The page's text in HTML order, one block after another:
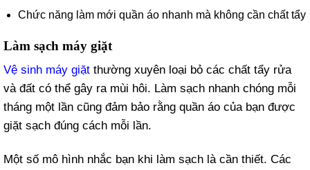
Chức năng làm mới quần áo nhanh mà không cần chất tẩy
Làm sạch máy giặt
Vệ sinh máy giặt thường xuyên loại bỏ các chất tẩy rửa
và đất có thể gây ra mùi hôi. Làm sạch nhanh chóng mỗi
tháng một lần cũng đảm bảo rằng quần áo của bạn được
giặt sạch đúng cách mỗi lần.
Một số mô hình nhắc bạn khi làm sạch là cần thiết. Các